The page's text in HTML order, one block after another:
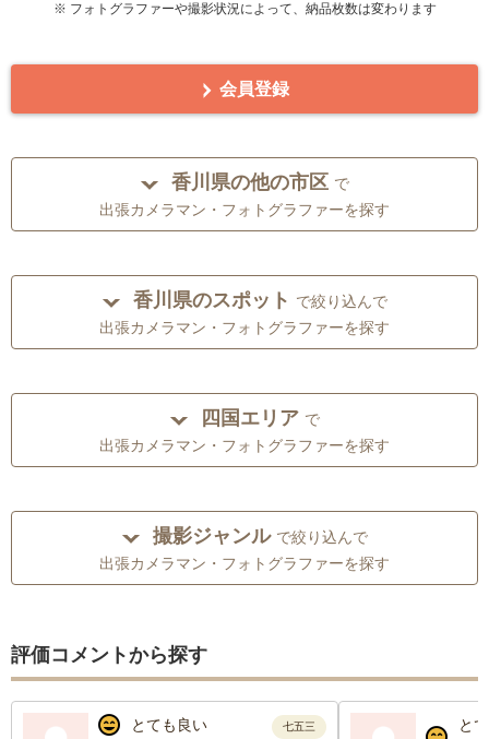
※ フォトグラファーや撮影状況によって、納品枚数は変わります
会員登録
香川県の他の市区 で
出張カメラマン・フォトグラファーを探す
香川県のスポット で絞り込んで
出張カメラマン・フォトグラファーを探す
四国エリア で
出張カメラマン・フォトグラファーを探す
撮影ジャンル で絞り込んで
出張カメラマン・フォトグラファーを探す
評価コメントから探す
とても良い 七五三 と